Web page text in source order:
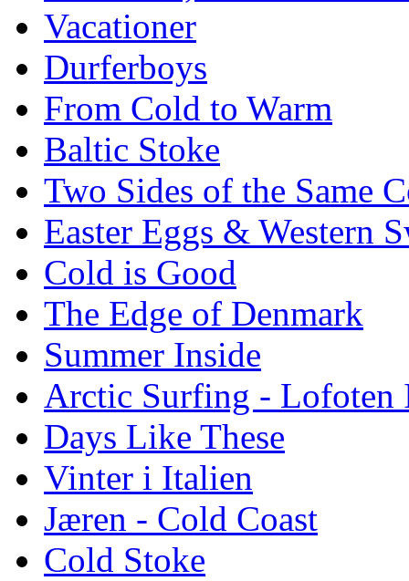
Vacationer
Durferboys
From Cold to Warm
Baltic Stoke
Two Sides of the Same
Easter Eggs & Western
Cold is Good
The Edge of Denmark
Summer Inside
Arctic Surfing - Lofoten
Days Like These
Vinter i Italien
Jæren - Cold Coast
Cold Stoke